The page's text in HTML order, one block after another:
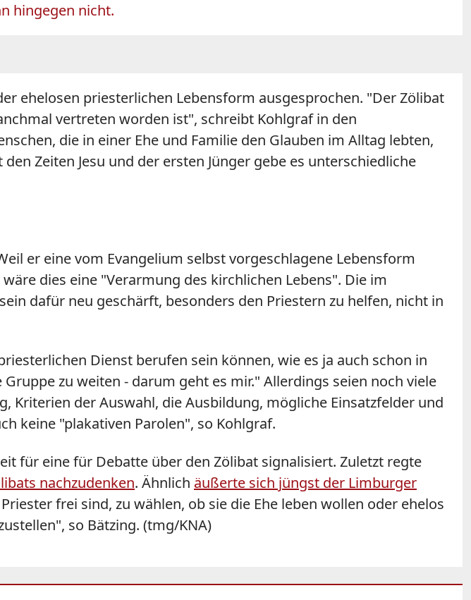
hingegen nicht.
ehelosen priesterlichen Lebensform ausgesprochen. "Der Zölibat
vertreten worden ist", schreibt Kohlgrafin den
die in einer Ehe und Familie den Glauben im Alltag lebten,
Zeiten Jesu und der ersten Jünger gebe es unterschiedliche
er eine vom Evangelium selbst vorgeschlagene Lebensform
dies eine "Verarmung des kirchlichen Lebens". Die im
dafür neu geschärft, besonders den Priestern zu helfen, nicht in
Dienst berufen sein können, wie es ja auch schon in
Gruppe zu weiten - darum geht es mir." Allerdings seien noch viele
Kriterien der Auswahl, die Ausbildung, mögliche Einsatzfelder und
keine "plakativen Parolen", so Kohlgraf.
für eine für Debatte über den Zölibat signalisiert. Zuletzt regte
nachzudenken. Ähnlich äußerte sich jüngst der Limburger
frei sind, zu wählen, ob sie die Ehe leben wollen oder ehelos
so Bätzing. (tmg/KNA)